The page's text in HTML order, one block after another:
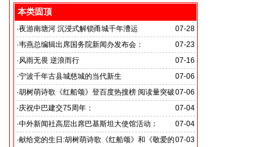
本类固顶
07-28
·夜游南塘河 沉浸式解锁甬城千年漕运
07-23
·韦燕总编辑出席国务院新闻办发布会：
关注海关总署“十五五”时期守好国门安全
07-16
·风雨无畏 逆浪而行
旭日应急救援队硬核抗巴“威风”护平安
07-06
·宁波千年古县城慈城的当代新生
07-06
·胡树萌诗歌《红船颂》登百度热搜榜 阅读量突破
数亿次 打破“曲高和寡”的传播困境
07-04
·庆祝中巴建交75周年：
韦燕总裁同多国大使出席巴基斯坦驻华大使馆举办“芒果
节”
07-04
·中外新闻社高层出席巴基斯坦大使馆活动：
医药、保健和生物科技职业技术教育与培训专题研讨会
07-03
·献给党的生日:胡树萌诗歌《红船颂》和《敬爱的